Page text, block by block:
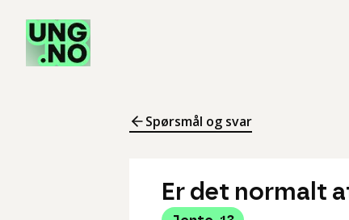
Spørsmål og svar
Er det normalt